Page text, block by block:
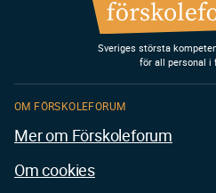
Sveriges största
för all personal i
OM FÖRSKOLEFORUM
Mer om Förskoleforum
Om cookies